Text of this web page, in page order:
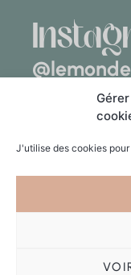
J'utilise des cookies